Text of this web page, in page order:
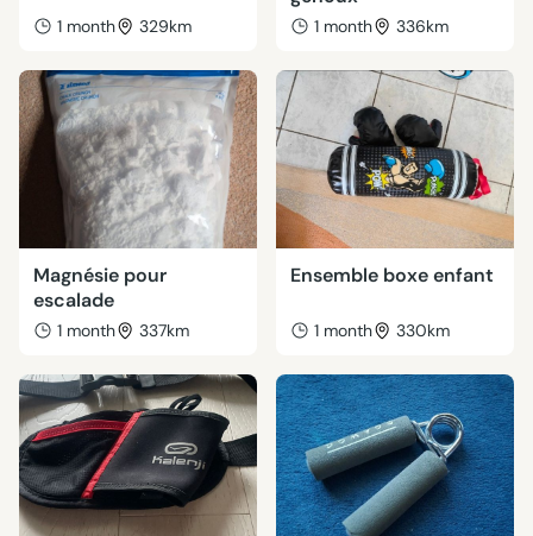
1 month 329km 1 month 336km
Magnésie pour
escalade
1 month 337km
Ensemble boxe enfant
1 month 330km